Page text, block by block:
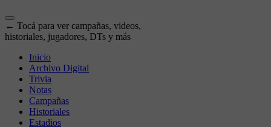
← Tocá para ver campañas, videos,
historiales, jugadores, DTs y más
Inicio
Archivo Digital
Trivia
Notas
Campañas
Historiales
Estadios